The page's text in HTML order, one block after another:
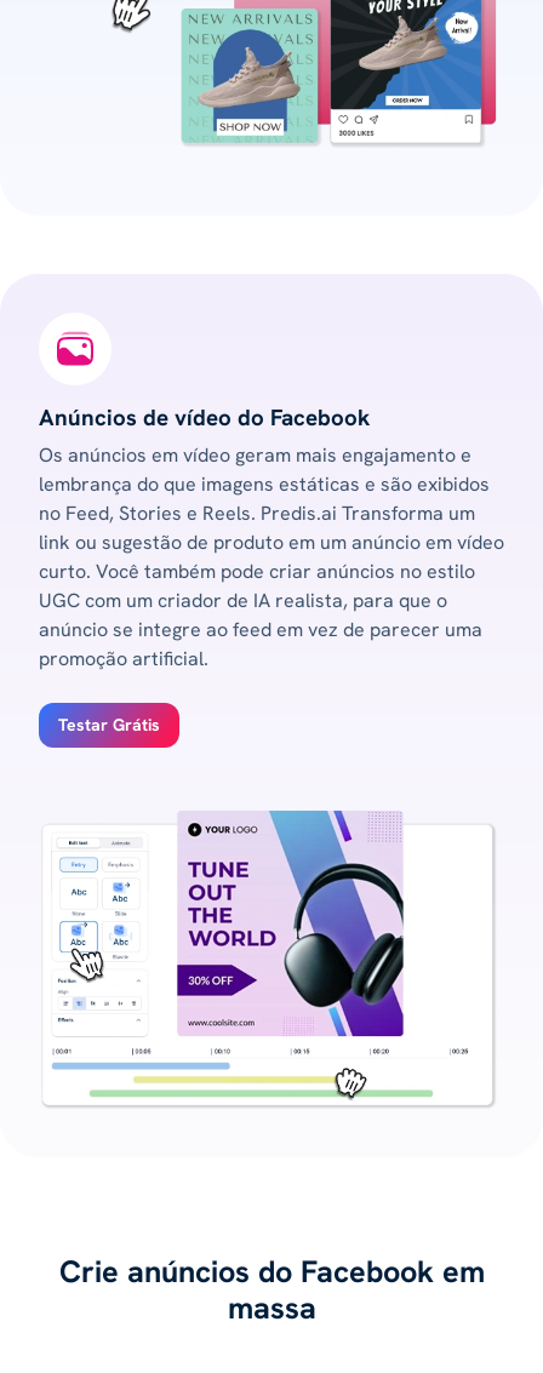
Anúncios de vídeo do Facebook
Os anúncios em vídeo geram mais engajamento e
lembrança do que imagens estáticas e são exibidos
no Feed, Stories e Reels. Predis.ai Transforma um
link ou sugestão de produto em um anúncio em vídeo
curto. Você também pode criar anúncios no estilo
UGC com um criador de IA realista, para que o
anúncio se integre ao feed em vez de parecer uma
promoção artificial.
Testar Grátis
Crie anúncios do Facebook em
massa